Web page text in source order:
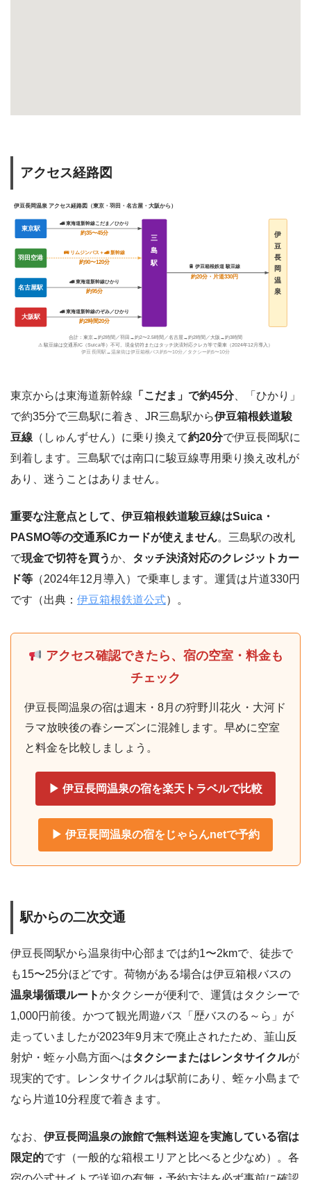
アクセス経路図
伊豆長岡温泉 アクセス経路図（東京・羽田・名古屋・大阪から）
東京駅
羽田空港
名古屋駅
大阪駅
三
島
駅
伊
豆
長
岡
温
泉
🚄 東海道新幹線こだま／ひかり
約35〜45分
🚌 リムジンバス＋🚄 新幹線
約90〜120分
🚄 東海道新幹線ひかり
約95分
🚄 東海道新幹線のぞみ／ひかり
約2時間20分
🚆 伊豆箱根鉄道 駿豆線
約20分・片道330円
合計：東京→約2時間／羽田→約2〜2.5時間／名古屋→約2時間／大阪→約3時間
⚠ 駿豆線は交通系IC（Suica等）不可。現金切符またはタッチ決済対応クレカ等で乗車（2024年12月導入）
伊豆長岡駅→温泉街は伊豆箱根バス約5〜10分／タクシー約5〜10分
東京からは東海道新幹線 「こだま」で約45分、「ひかり」
で約35分で三島駅に着き、JR三島駅から伊豆箱根鉄道駿
豆線 （しゅんずせん）に乗り換えて約20分で伊豆長岡駅に
到着します。三島駅では南口に駿豆線専用乗り換え改札が
あり、迷うことはありません。
重要な注意点として、伊豆箱根鉄道駿豆線はSuica・
PASMO等の交通系ICカードが使えません。三島駅の改札
で現金で切符を買うか、 タッチ決済対応のクレジットカー
ド等 （2024年12月導入）で乗車します。運賃は片道330円
です（出典： 伊豆箱根鉄道公式）。
アクセス確認できたら、宿の空室・料金も
チェック
伊豆長岡温泉の宿は週末・8月の狩野川花火・大河ド
ラマ放映後の春シーズンに混雑します。早めに空室
と料金を比較しましょう。
▶ 伊豆長岡温泉の宿を楽天トラベルで比較
▶ 伊豆長岡温泉の宿をじゃらんnetで予約
駅からの二次交通
伊豆長岡駅から温泉街中心部までは約1〜2kmで、徒歩で
も15〜25分ほどです。荷物がある場合は伊豆箱根バスの
温泉場循環ルートかタクシーが便利で、運賃はタクシーで
1,000円前後。かつて観光周遊バス「歴バスのる～ら」が
走っていましたが2023年9月末で廃止されたため、韮山反
射炉・蛭ヶ小島方面へはタクシーまたはレンタサイクルが
現実的です。レンタサイクルは駅前にあり、蛭ヶ小島まで
なら片道10分程度で着きます。
なお、 伊豆長岡温泉の旅館で無料送迎を実施している宿は
限定的です（一般的な箱根エリアと比べると少なめ）。各